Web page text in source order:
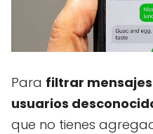
Para filtrar
usuarios
que no tienes